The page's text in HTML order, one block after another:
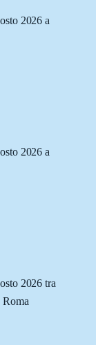
2026 a
2026 a
2026 tra